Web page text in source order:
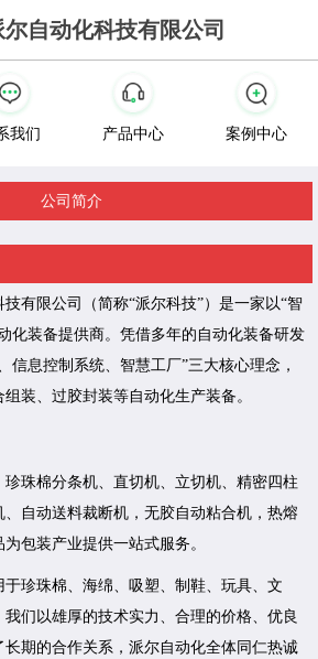
自动化科技有限公司
我们 产品中心 案例中心
公司简介
有限公司（简称“派尔科技”）是一家以“智
化装备提供商。凭借多年的自动化装备研发
信息控制系统、智慧工厂”三大核心理念，
装、过胶封装等自动化生产装备。
珠棉分条机、直切机、立切机、精密四柱
自动送料裁断机，无胶自动粘合机，热熔
包装产业提供一站式服务。
珍珠棉、海绵、吸塑、制鞋、玩具、文
们以雄厚的技术实力、合理的价格、优良
期的合作关系，派尔自动化全体同仁热诚